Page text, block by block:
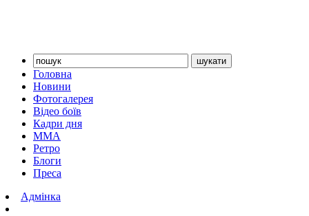
Головна
Новини
Фотогалерея
Відео боїв
Кадри дня
ММА
Ретро
Блоги
Преса
Адмінка